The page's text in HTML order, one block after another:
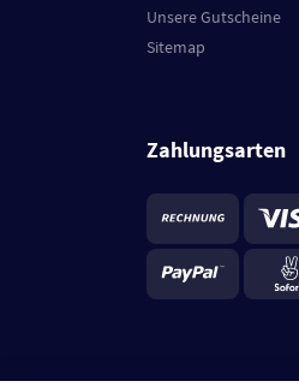
Unsere Gutscheine
Sitemap
Zahlungsarten